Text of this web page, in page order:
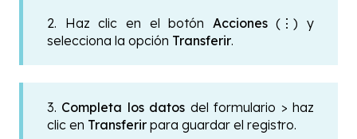
2. Haz clic en el botón Acciones(⋮) y
selecciona la opción Transferir.
3. Completa los datos del formulario > haz
clic en Transferir para guardar el registro.